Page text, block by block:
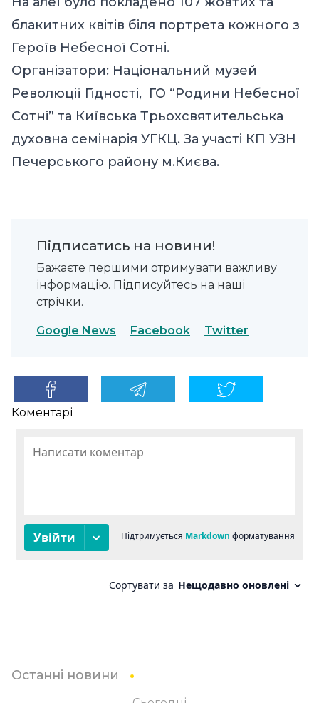
блакитних квітів біля портрета кожного з
Героїв Небесної Сотні.
Організатори: Національний музей
Революції Гідності, ГО “Родини Небесної
Сотні” та Київська Трьохсвятительська
духовна семінарія УГКЦ. За участі КП УЗН
Печерського району м.Києва.
Підписатись на новини!
Бажаєте першими отримувати важливу
інформацію. Підписуйтесь на наші
стрічки.
Google News Facebook Twitter
Коментарі
Останні новини